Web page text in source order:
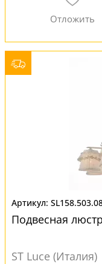
Подвесная
ST Luce (Италия)